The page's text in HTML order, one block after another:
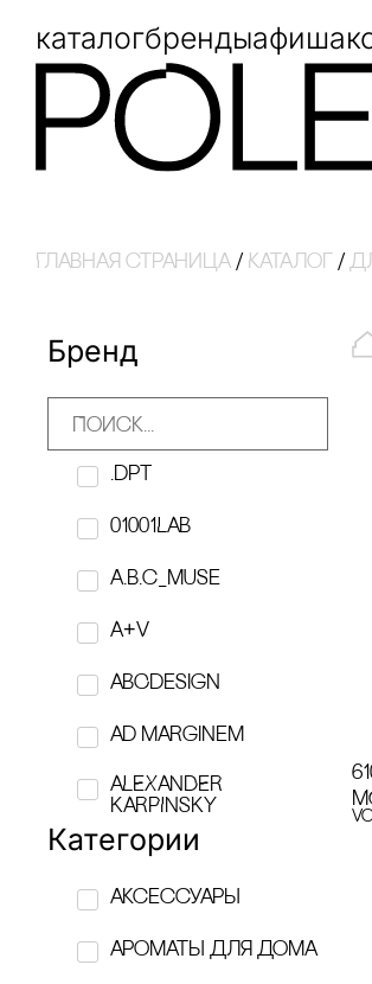
каталогбрендыафиша
Главная страница / Каталог /
Бренд
.dpt
01001LAB
a.b.c_muse
A+V
ABCdesign
Ad Marginem
ALEXANDER
KARPINSKY
AMOVINO
ANNA RYMAR
APOTROPEY
Категории
аксессуары
ароматы для дома